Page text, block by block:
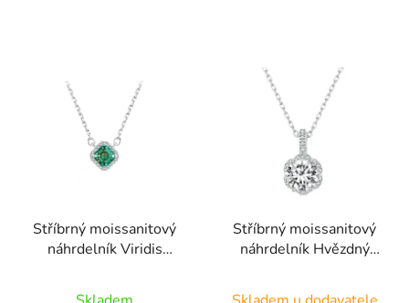
Stříbrný moissanitový
náhrdelník Viridis
Stříbrný moissanitový
náhrdelník Hvězdný